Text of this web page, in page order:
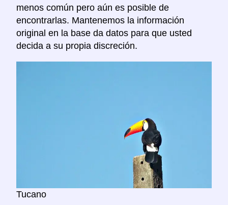
menos común pero aún es posible de
encontrarlas. Mantenemos la información
original en la base da datos para que usted
decida a su propia discreción.
Tucano